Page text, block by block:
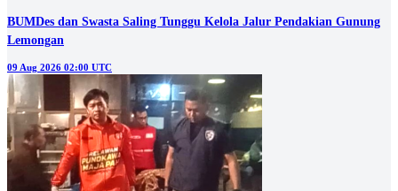
BUMDes dan Swasta Saling Tunggu Kelola Jalur Pendakian Gunung
Lemongan
09 Aug 2026 02:00 UTC